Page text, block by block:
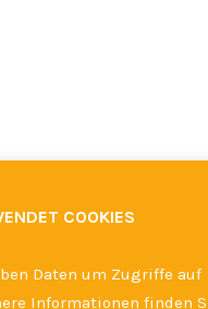
COOKIES
Daten um Zugriffe auf
Informationen finden